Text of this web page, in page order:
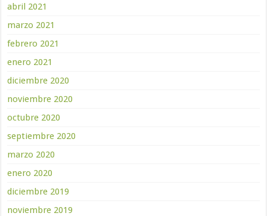
abril 2021
marzo 2021
febrero 2021
enero 2021
diciembre 2020
noviembre 2020
octubre 2020
septiembre 2020
marzo 2020
enero 2020
diciembre 2019
noviembre 2019